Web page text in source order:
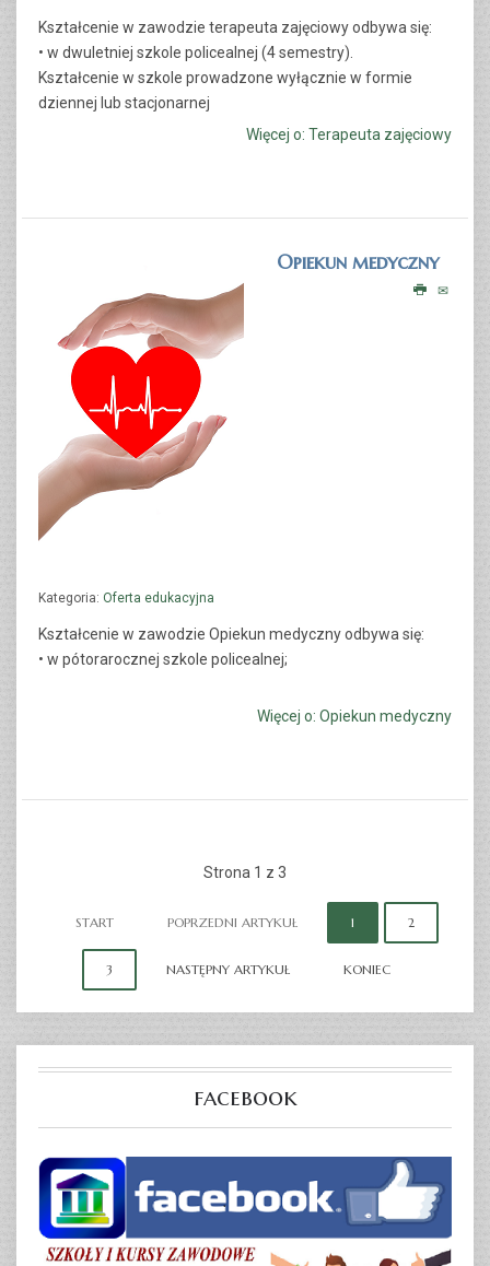
CZYTAJ WIĘCEJ...
TERAPEUTA ZAJĘCIOWY
CZYTAJ WIĘCEJ...
CZYTAJ WIĘCEJ...
OPIEKUN MEDYCZNY
CZYTAJ WIĘCEJ...
Kształcenie w zawodzie terapeuta zajęciowyodbywa się:
• w dwuletniej szkole policealnej (4 semestry).
Kształcenie w szkole prowadzone wyłącznie w formie
dziennej lub stacjonarnej
Więcej o: Terapeuta zajęciowy
Opiekun medyczny
Kategoria: Oferta edukacyjna
Kształcenie w zawodzie Opiekun medycznyodbywa się:
• w pótorarocznej szkole policealnej;
Więcej o: Opiekun medyczny
Strona 1 z 3
START POPRZEDNI ARTYKUŁ 1 2
3 NASTĘPNY ARTYKUŁ KONIEC
facebook